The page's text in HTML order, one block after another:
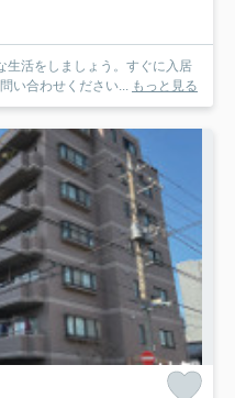
生活をしましょう。すぐに入居
い合わせください... もっと見る